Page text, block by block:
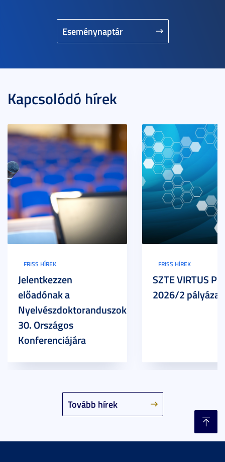
Eseménynaptár
Kapcsolódó hírek
Tovább hírek
FRISS HÍREK
Jelentkezzen
előadónak a
Nyelvészdoktoranduszok
30. Országos
Konferenciájára
FRISS HÍREK
SZTE VIRTUS
2026/2